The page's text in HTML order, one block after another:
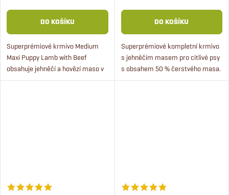
DO KOŠÍKU
Superprémiové krmivo Medium
Maxi Puppy Lamb with Beef
obsahuje jehněčí a hovězí maso v
kombinaci s rýží a hrachem.
DO KOŠÍKU
Superprémiové kompletní krmivo
s jehněčím masem pro citlivé psy
s obsahem 50 % čerstvého masa.
Krmivo je vhodné pro střední a